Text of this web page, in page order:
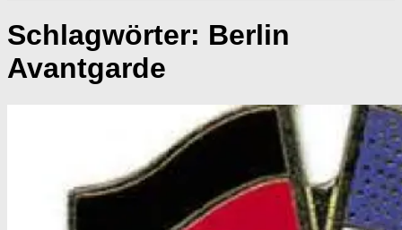
Schlagwörter: Berlin
Avantgarde